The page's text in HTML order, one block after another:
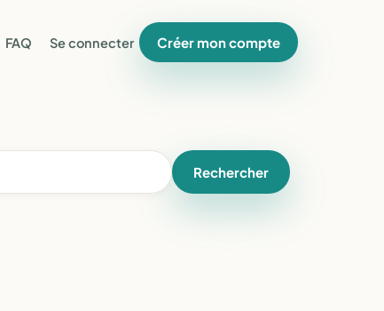
FAQ Se connecter Créer mon compte
Rechercher